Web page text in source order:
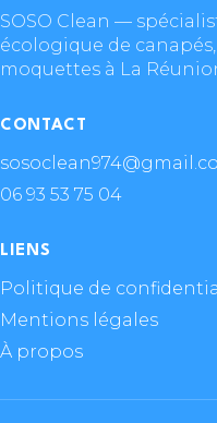
SOSO Clean —
écologique de
moquettes à La
CONTACT
06 93 53 75 04
LIENS
Politique de
Mentions légales
À propos